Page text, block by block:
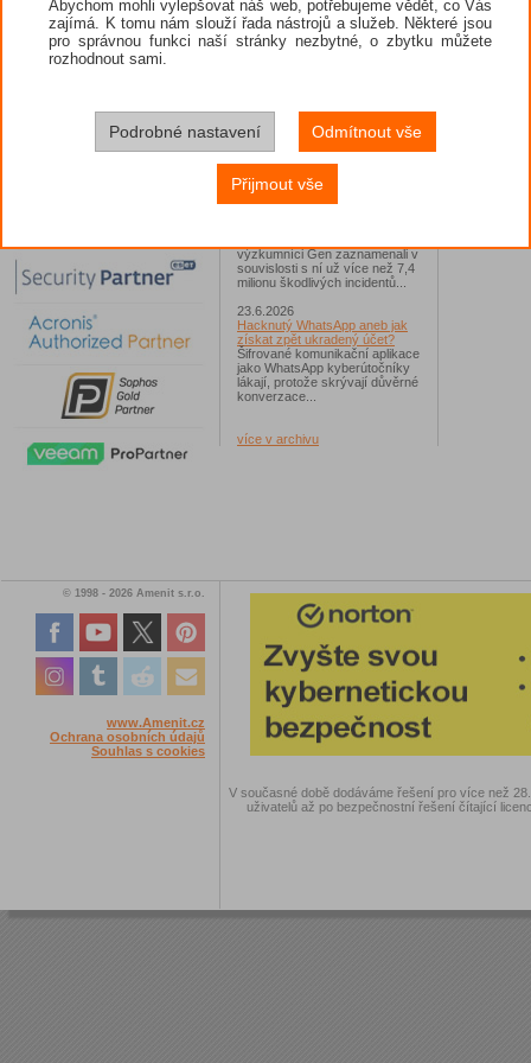
26.6.2026
ESET: S příchodem léta
zaplavují Česko falešné mobilní
Chase Home App či Candy
Race Launcher. Hlavním cílem
útočníků bylo v tomto případě
Polsko, následováno Českem a
Slovenskem...
24.6.2026
výzkumníci Gen zaznamenali v
souvislosti s ní už více než 7,4
milionu škodlivých incidentů...
23.6.2026
Hacknutý WhatsApp aneb jak
získat zpět ukradený účet?
Šifrované komunikační aplikace
jako WhatsApp kyberútočníky
lákají, protože skrývají důvěrné
konverzace...
více v archivu
© 1998 - 2026 Amenit s.r.o.
www.Amenit.cz
Ochrana osobních údajů
Souhlas s cookies
V současné době dodáváme řešení pro více než
uživatelů až po bezpečnostní řešení čítající
Abychom mohli vylepšovat náš web, potřebujeme vědět, co Vás
zajímá. K tomu nám slouží řada nástrojů a služeb. Některé jsou
pro správnou funkci naší stránky nezbytné, o zbytku můžete
rozhodnout sami.
Podrobné nastavení Odmítnout vše
Přijmout vše